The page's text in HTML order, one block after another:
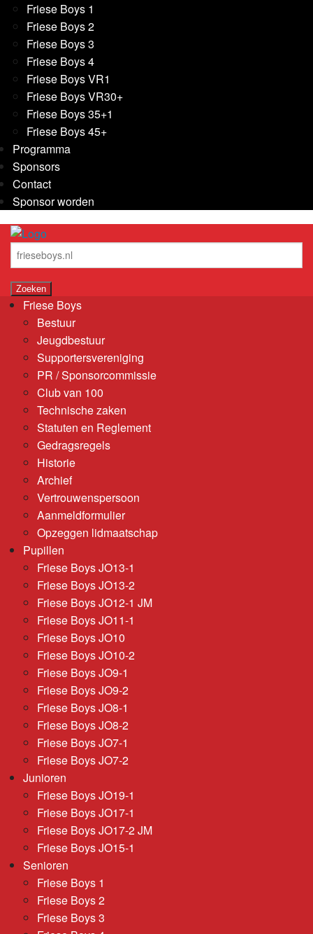
Friese Boys 1
Friese Boys 2
Friese Boys 3
Friese Boys 4
Friese Boys VR1
Friese Boys VR30+
Friese Boys 35+1
Friese Boys 45+
Programma
Sponsors
Contact
Sponsor worden
Friese Boys
Bestuur
Jeugdbestuur
Supportersvereniging
PR / Sponsorcommissie
Club van 100
Technische zaken
Statuten en Reglement
Gedragsregels
Historie
Archief
Vertrouwenspersoon
Aanmeldformulier
Opzeggen lidmaatschap
Pupillen
Friese Boys JO13-1
Friese Boys JO13-2
Friese Boys JO12-1 JM
Friese Boys JO11-1
Friese Boys JO10
Friese Boys JO10-2
Friese Boys JO9-1
Friese Boys JO9-2
Friese Boys JO8-1
Friese Boys JO8-2
Friese Boys JO7-1
Friese Boys JO7-2
Junioren
Friese Boys JO19-1
Friese Boys JO17-1
Friese Boys JO17-2 JM
Friese Boys JO15-1
Senioren
Friese Boys 1
Friese Boys 2
Friese Boys 3